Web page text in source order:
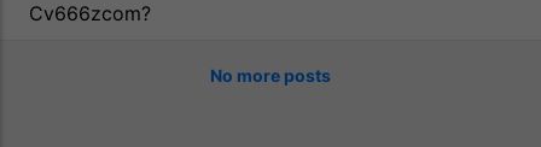
Cv666zcom?
No more posts